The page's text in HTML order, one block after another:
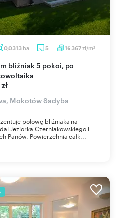
0,0313 ha 5 16 367zł/m2
Mokotów Sadyba
połowę bliźniaka na
Jeziorka Czerniakowskiego i
Panów. Powierzchnia całk...